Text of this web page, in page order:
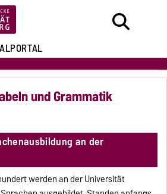
und Grammatik
an der
werden an der Universität